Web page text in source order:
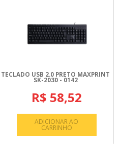
TECLADO USB 2.0 PRETO MAXPRINT
SK-2030 - 0142
R$ 58,52
ADICIONAR AO
CARRINHO